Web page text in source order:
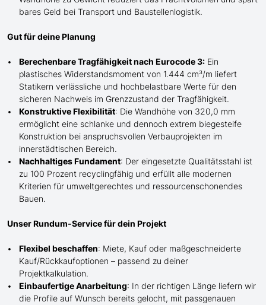
bares Geld bei Transport und Baustellenlogistik.
Gut für deine Planung
Berechenbare Tragfähigkeit nach Eurocode 3: Ein
plastisches Widerstandsmoment von 1.444 cm³/m liefert
Statikern verlässliche und hochbelastbare Werte für den
sicheren Nachweis im Grenzzustand der Tragfähigkeit.
Konstruktive Flexibilität: Die Wandhöhe von 320,0 mm
ermöglicht eine schlanke und dennoch extrem biegesteife
Konstruktion bei anspruchsvollen Verbauprojekten im
innerstädtischen Bereich.
Nachhaltiges Fundament: Der eingesetzte Qualitätsstahl ist
zu 100 Prozent recyclingfähig und erfüllt alle modernen
Kriterien für umweltgerechtes und ressourcenschonendes
Bauen.
Unser Rundum-Service für dein Projekt
Flexibel beschaffen: Miete, Kauf oder maßgeschneiderte
Kauf/Rückkaufoptionen – passend zu deiner
Projektkalkulation.
Einbaufertige Anarbeitung: In der richtigen Länge liefern wir
die Profile auf Wunsch bereits gelocht, mit passgenauen